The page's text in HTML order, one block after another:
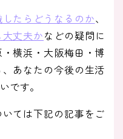
たらどうなるのか、
丈夫かなどの疑問に
横浜・大阪梅田・博
あなたの今後の生活
です。
ては下記の記事をご